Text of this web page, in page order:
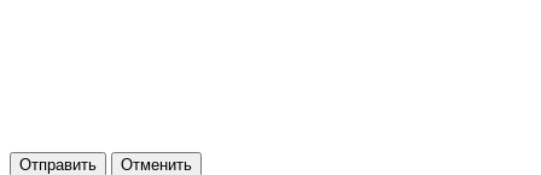
Отправить Отменить